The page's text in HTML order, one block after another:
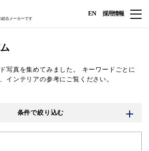
総合メーカーです
EN 採用情報
写真を集めてみました。
キーワードごとに
インテリアの参考にご覧ください。
条件で絞り込む